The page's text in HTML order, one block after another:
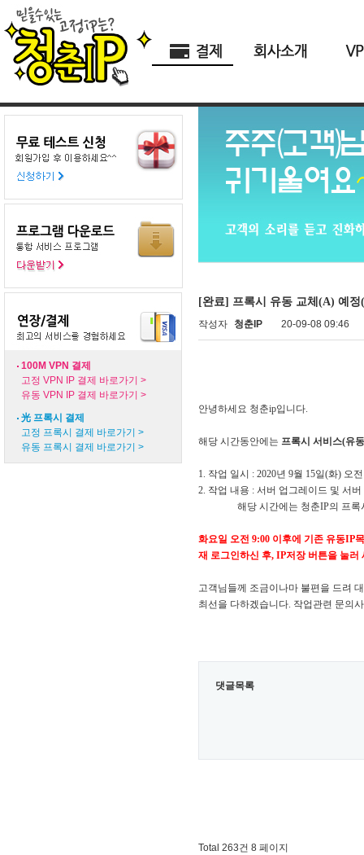
100M VPN 결제
고정 VPN IP 결제 바로가기 >
유동 VPN IP 결제 바로가기 >
光 프록시 결제
고정 프록시 결제 바로가기 >
유동 프록시 결제 바로가기 >
[완료] 프록시 유동 교체(A) 예정
작성자 청춘IP 20-09-08 09:46
안녕하세요 청춘ip입니다.
해 당 시간동안에는 프록시 서비스(유
1. 작업 일시 : 2020년 9월 15일(화) 오
2. 작업 내용 : 서버 업그레이드 및 서
해당 시간에는 청춘IP의 프록시
화요일 오전 9:00 이후에 기존 유동IP
재 로그인하신 후, ​IP저장 버튼을 눌러
고객님들께 조금이나마 불편을 드려
최선을 다하겠습니다. 작업관련 문의
댓글목록
Total 263건 8 페이지